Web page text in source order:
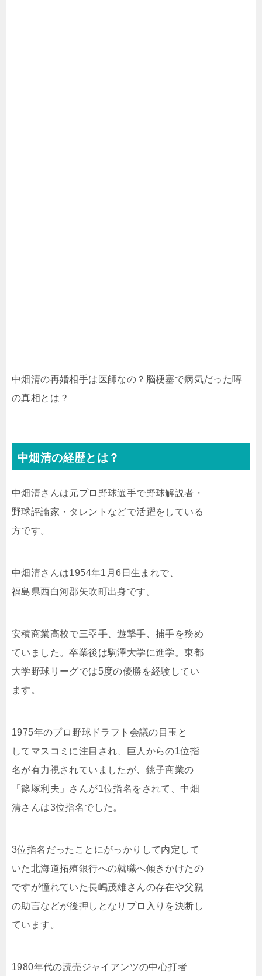
中畑清の再婚相手は医師なの？脳梗塞で病気だった噂
の真相とは？
中畑清の経歴とは？
中畑清さんは元プロ野球選手で野球解説者・
野球評論家・タレントなどで活躍をしている
方です。
中畑清さんは1954年1月6日生まれで、
福島県西白河郡矢吹町出身です。
安積商業高校で三塁手、遊撃手、捕手を務め
ていました。卒業後は駒澤大学に進学。東都
大学野球リーグでは5度の優勝を経験してい
ます。
1975年のプロ野球ドラフト会議の目玉と
してマスコミに注目され、巨人からの1位指
名が有力視されていましたが、銚子商業の
「篠塚利夫」さんが1位指名をされて、中畑
清さんは3位指名でした。
3位指名だったことにがっかりして内定して
いた北海道拓殖銀行への就職へ傾きかけたの
ですが憧れていた長嶋茂雄さんの存在や父親
の助言などが後押しとなりプロ入りを決断し
ています。
1980年代の読売ジャイアンツの中心打者